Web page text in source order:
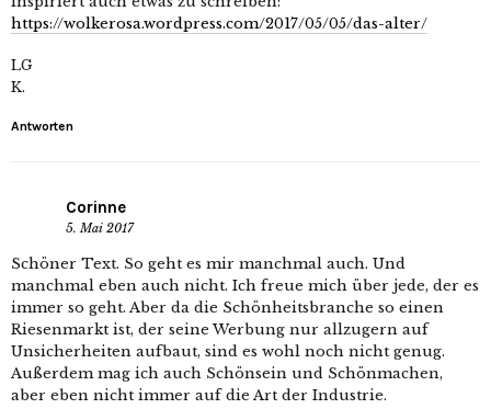
https://wolkerosa.wordpress.com/2017/05/05/das-alter/
LG
K.
Antworten
Corinne
5. Mai 2017
Schöner Text. So geht es mir manchmal auch. Und
manchmal eben auch nicht. Ich freue mich über jede, der es
immer so geht. Aber da die Schönheitsbranche so einen
Riesenmarkt ist, der seine Werbung nur allzugern auf
Unsicherheiten aufbaut, sind es wohl noch nicht genug.
Außerdem mag ich auch Schönsein und Schönmachen,
aber eben nicht immer auf die Art der Industrie.